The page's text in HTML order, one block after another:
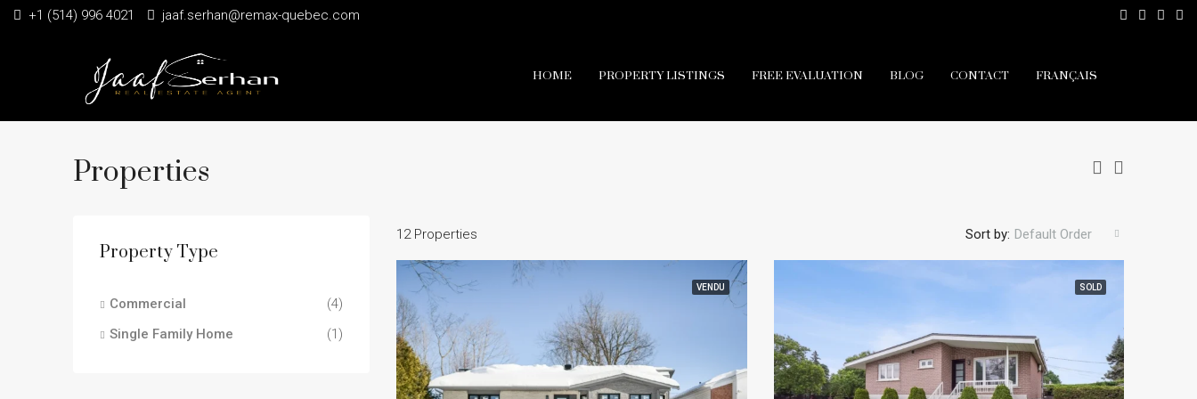
+1 (514) 996 4021 jaaf.serhan@remax-quebec.com
HOME PROPERTY LISTINGS FREE EVALUATION BLOG CONTACT FRANÇAIS
Properties
12 Properties Sort by: Default Order
VENDU SOLD
Property Type
Commercial
(4)
Single Family Home
(1)